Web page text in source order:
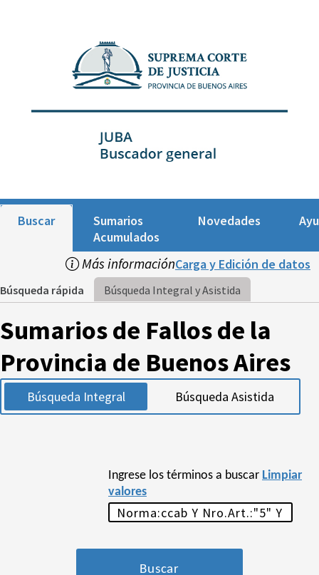
Buscar
Sumarios
Acumulados
Novedades
Más informaciónCarga y Edición de datos
Búsqueda rápida Búsqueda Integral y Asistida
Sumarios de Fallos de la
Provincia de Buenos Aires
Búsqueda Integral Búsqueda Asistida
Ingrese los términos a buscar Limpiar
valores